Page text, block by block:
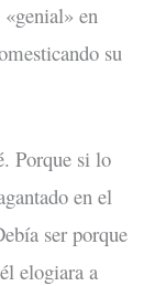
en
su
Porque si lo
en el
ser porque
elogiara a